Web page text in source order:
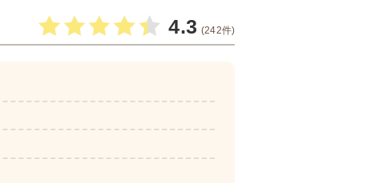
4.3 (242件)